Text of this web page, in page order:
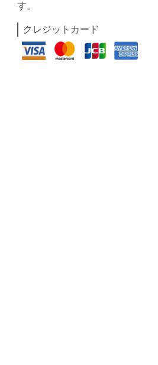
す。
クレジットカード